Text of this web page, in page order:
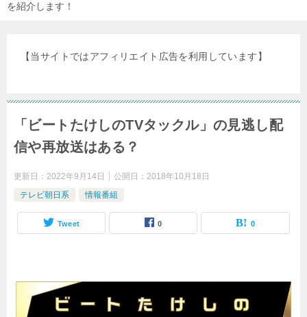
を紹介します！
【当サイトではアフィリエイト広告を利用しています】
「ビートたけしのTVタックル」の見逃し配
信や再放送はある？
更新日： 2022年9月14日 公開日： 2018年10月18日
テレビ朝日系
情報番組
Tweet 0 0